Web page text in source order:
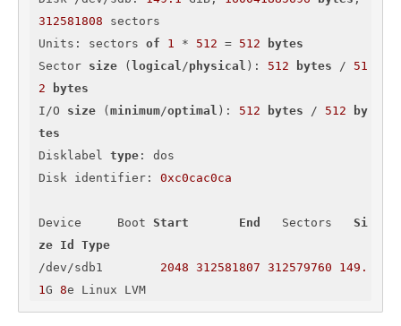
312581808 sectors
Units: sectors of 1 * 512 = 512
bytes
Sector size ( logical/physical ): 512 bytes / 51
2
bytes
I/O size ( minimum/optimal ): 512 bytes / 512
by
tes
Disklabel type : dos
Disk identifier: 0xc0cac0ca
Device     Boot Start End
   Sectors
Si
ze Id
Type
/dev/sdb1 2048 312581807 312579760
149.
1G 8e Linux LVM